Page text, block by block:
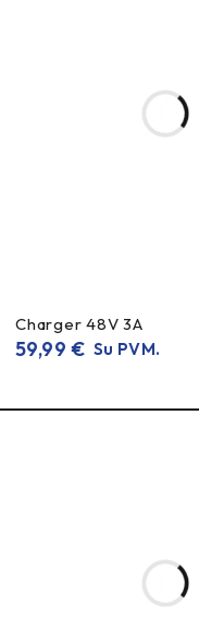
Charger 48V 3A
59,99€ Su PVM.